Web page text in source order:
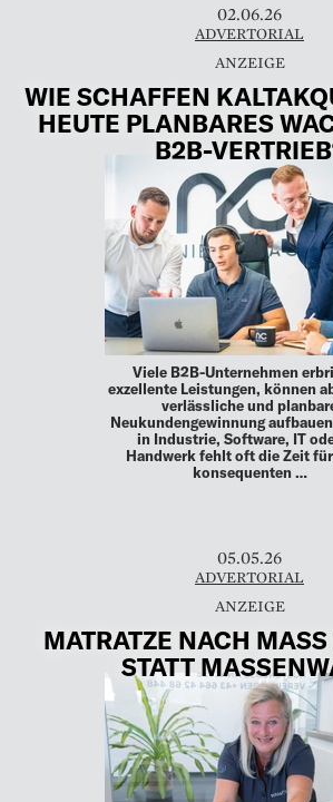
02.06.26
ADVERTORIAL
WIE SCHAFFEN
HEUTE PLANBARES
B2B-
Viele B2B-Unternehmen
exzellente Leistungen, können
verlässliche und
Neukundengewinnung
in Industrie, Software, IT
Handwerk fehlt oft die Zeit
konsequenten …
05.05.26
ADVERTORIAL
MATRATZE NACH
STATT